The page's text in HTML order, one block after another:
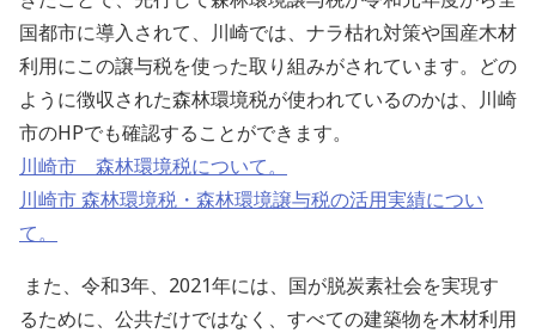
国都市に導入されて、川崎では、ナラ枯れ対策や国産木材
利用にこの譲与税を使った取り組みがされています。どの
ように徴収された森林環境税が使われているのかは、川崎
市のHPでも確認することができます。
川崎市 森林環境税について。
川崎市 森林環境税・森林環境譲与税の活用実績につい
て。
また、令和3年、2021年には、国が脱炭素社会を実現す
るために、公共だけではなく、すべての建築物を木材利用